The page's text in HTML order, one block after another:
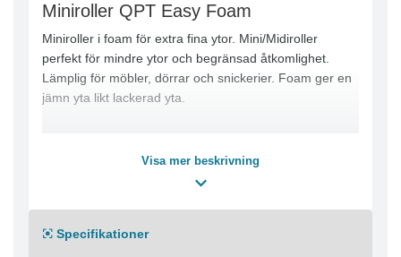
Miniroller QPT Easy Foam
Miniroller i foam för extra fina ytor. Mini/Midiroller
perfekt för mindre ytor och begränsad åtkomlighet.
Lämplig för möbler, dörrar och snickerier. Foam ger en
jämn yta likt lackerad yta.
Visa mer beskrivning
Specifikationer